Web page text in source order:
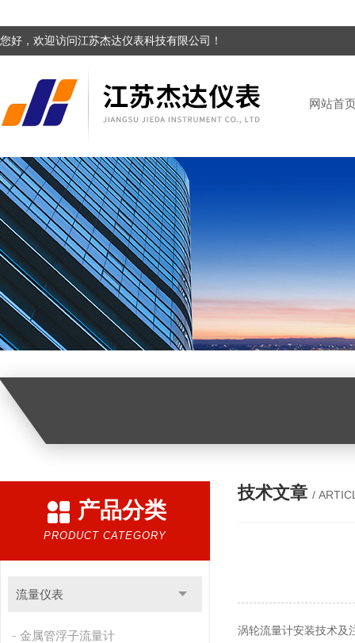
您好，欢迎访问江苏杰达仪表科技有限公司！
网站首
产品分类
PRODUCT CATEGORY
流量仪表
金属管浮子流量计
技术文章 /
涡轮流量计安装技术及